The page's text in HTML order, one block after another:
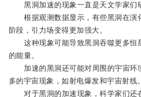
黑洞加速的现象一直是天文学家们
根据观测数据显示，有些黑洞在演
阶段，引力场变得更加强大。
这种现象可能导致黑洞吞噬更多恒
的能量。
加速的黑洞还可能对周围的宇宙环
多的宇宙现象，如射电爆发和宇宙射线。
对于黑洞的加速现象，科学家们还